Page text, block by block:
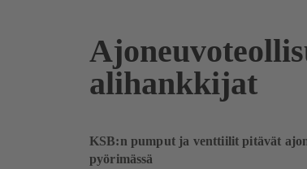
alihankkijat
KSB:n pumput ja venttiilit pitävät
pyörimässä